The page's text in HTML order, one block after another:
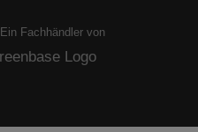
Ein Fachhändler von